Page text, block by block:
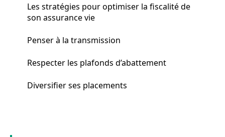
Les stratégies pour optimiser la fiscalité de
son assurance vie
Penser à la transmission
Respecter les plafonds d’abattement
Diversifier ses placements